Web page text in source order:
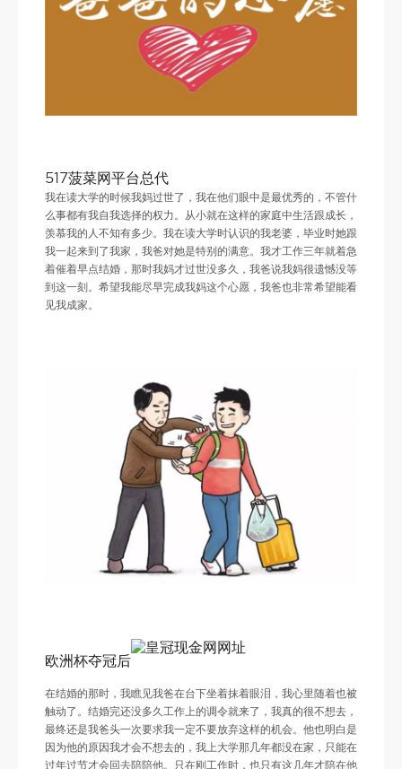
517菠菜网平台总代
我在读大学的时候我妈过世了，我在他们眼中是最优秀的，不管什
么事都有我自我选择的权力。从小就在这样的家庭中生活跟成长，
羡慕我的人不知有多少。我在读大学时认识的我老婆，毕业时她跟
我一起来到了我家，我爸对她是特别的满意。我才工作三年就着急
着催着早点结婚，那时我妈才过世没多久，我爸说我妈很遗憾没等
到这一刻。希望我能尽早完成我妈这个心愿，我爸也非常希望能看
见我成家。
欧洲杯夺冠后
在结婚的那时，我瞧见我爸在台下坐着抹着眼泪，我心里随着也被
触动了。结婚完还没多久工作上的调令就来了，我真的很不想去，
最终还是我爸头一次要求我一定不要放弃这样的机会。他也明白是
因为他的原因我才会不想去的，我上大学那几年都没在家，只能在
过年过节才会回去陪陪他。只在刚工作时，也只有这几年才陪在他